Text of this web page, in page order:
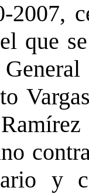
2007,
que
y